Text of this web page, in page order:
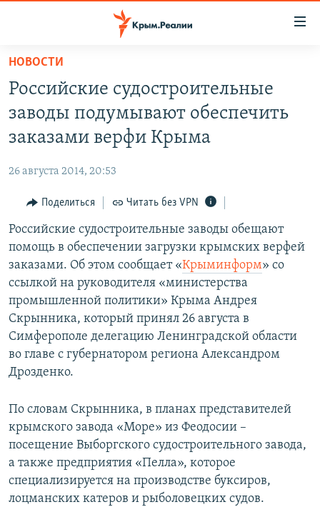
Вернуться
основному
содержанию
главной
навигации
Вернутся
поиску
11 ЛЕТ ОККУПАЦИИ КРЫМА. 11 ИСТОРИЙ СОПРОТИВЛЕНИЯ
ЕЩЕ
ИНТЕРАКТИВ
ИНФОГРАФИКА
ТЕЛЕПРОЕКТ КРЫМ.РЕАЛИИ
СОВЕТЫ ПРАВОЗАЩИТНИКОВ
ПРОПАВШИЕ БЕЗ ВЕСТИ
ПОБЕДИТЕЛЕЙ НЕ СУДЯТ?
КРЫМ.НЕПОКОРЕННЫЙ
УКРАИНСКАЯ ПРОБЛЕМА КРЫМА
РАДІО СВОБОДА
КАК ОБОЙТИ БЛОКИРОВКУ
Українською
ПРИСОЕДИНЯЙТЕСЬ!
Все сайты RFE/RL
НОВОСТИ
Российские судостроительные
заводы подумывают обеспечить
заказами верфи Крыма
26 августа 2014, 20:53
Поделиться Читать без VPN
Российские судостроительные заводы обещают
помощь в обеспечении загрузки крымских верфей
заказами. Об этом сообщает «Крыминформ» со
ссылкой на руководителя «министерства
промышленной политики» Крыма Андрея
Скрынника, который принял 26 августа в
Симферополе делегацию Ленинградской области
во главе с губернатором региона Александром
Дрозденко.
По словам Скрынника, в планах представителей
крымского завода «Море» из Феодосии –
посещение Выборгского судостроительного завода,
а также предприятия «Пелла», которое
специализируется на производстве буксиров,
лоцманских катеров и рыболовецких судов.